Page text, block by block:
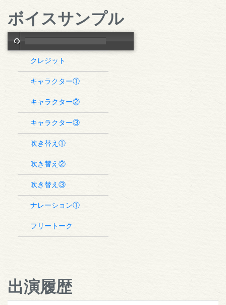
ボイスサンプル
クレジット
キャラクター①
キャラクター②
キャラクター③
吹き替え①
吹き替え②
吹き替え③
ナレーション①
フリートーク
出演履歴